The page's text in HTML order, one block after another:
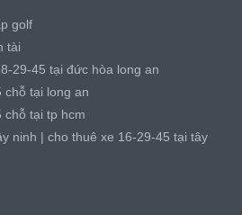
golf
tài
29-45 tại đức hòa long an
chỗ tại long an
chỗ tại tp hcm
ninh | cho thuê xe 16-29-45 tại tây